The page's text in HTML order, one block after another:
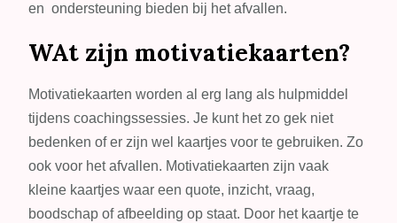
en ondersteuning bieden bij het afvallen.
WAt zijn motivatiekaarten?
Motivatiekaarten worden al erg lang als hulpmiddel
tijdens coachingssessies. Je kunt het zo gek niet
bedenken of er zijn wel kaartjes voor te gebruiken. Zo
ook voor het afvallen. Motivatiekaarten zijn vaak
kleine kaartjes waar een quote, inzicht, vraag,
boodschap of afbeelding op staat. Door het kaartje te